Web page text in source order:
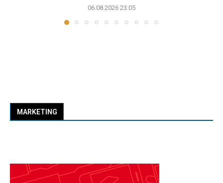
06.08.2026 23:05
MARKETING